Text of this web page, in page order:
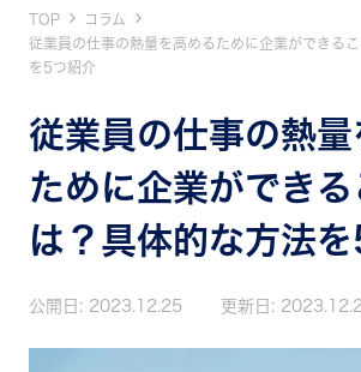
TOP
コラム
従業員の仕事の熱量を高めるために企業ができる
を5つ紹介
従業員の仕事の熱量
ために企業ができる
は？具体的な方法
公開日: 2023.12.25 更新日: